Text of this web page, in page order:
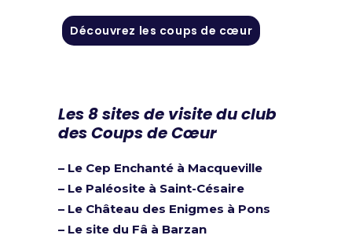
Découvrez les coups de cœur
Les 8 sites de visite du club
des Coups de Cœur
– Le Cep Enchanté à Macqueville
– Le Paléosite à Saint-Césaire
– Le Château des Enigmes à Pons
– Le site du Fâ à Barzan